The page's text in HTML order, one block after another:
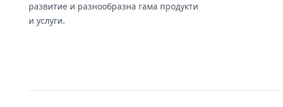
развитие и разнообразна гама продукти
и услуги.